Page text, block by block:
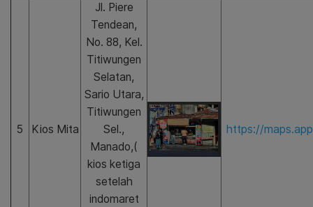
5 Kios Mita
Jl. Piere
Tendean,
No. 88, Kel.
Titiwungen
Selatan,
Sario Utara,
Titiwungen
Sel.,
Manado,(
kios ketiga
setelah
indomaret
https://